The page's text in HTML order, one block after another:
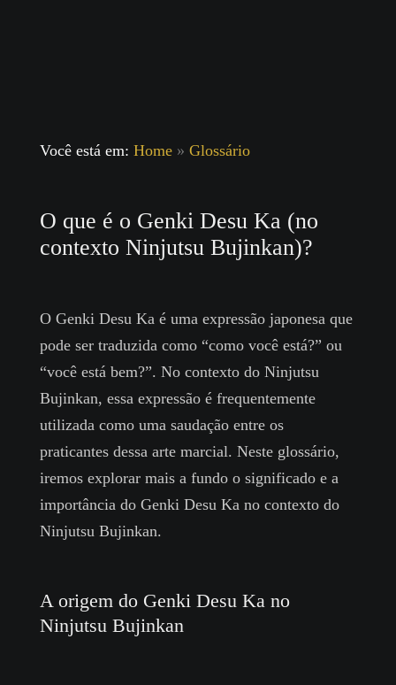
Você está em: Home» Glossário
O que é o Genki Desu Ka (no
contexto Ninjutsu Bujinkan)?
O Genki Desu Ka é uma expressão japonesa que
pode ser traduzida como “como você está?” ou
“você está bem?”. No contexto do Ninjutsu
Bujinkan, essa expressão é frequentemente
utilizada como uma saudação entre os
praticantes dessa arte marcial. Neste glossário,
iremos explorar mais a fundo o significado e a
importância do Genki Desu Ka no contexto do
Ninjutsu Bujinkan.
A origem do Genki Desu Ka no
Ninjutsu Bujinkan